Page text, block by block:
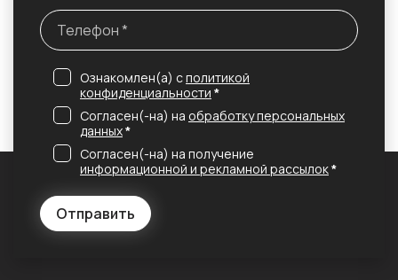
Отправить
Ознакомлен(а) сполитикой
конфиденциальности *
Согласен(-на) на обработку персональных
данных*
Согласен(-на) на получение
информационной и рекламной рассылок*